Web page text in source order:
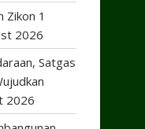
Zikon 1
2026
Satgas
2026